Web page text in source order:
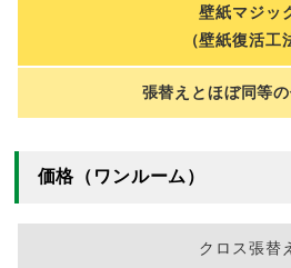
壁紙マジッ
（壁紙復活工
張替えとほぼ同等
価格（ワンルーム）
クロス張替え